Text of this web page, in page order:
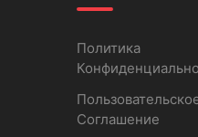
Политика
Соглашение